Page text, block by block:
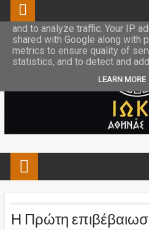
Η Πρώτη
This site uses cookies from
and to analyze traffic. Your IP
shared with Google along with
metrics to ensure quality of
statistics, and to detect and
LEARN MORE